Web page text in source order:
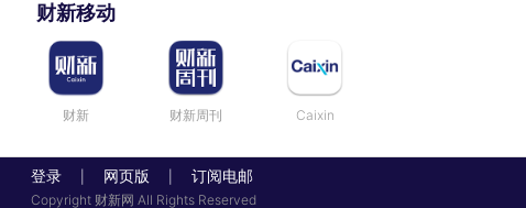
财新移动
财新 财新周刊 Caixin
登录 网页版 订阅电邮
Copyright 财新网 All Rights Reserved